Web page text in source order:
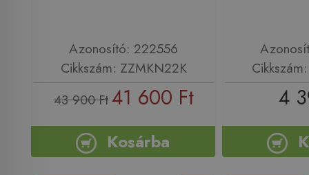
Azonosító: 222556
Cikkszám: ZZMKN22K
43 900 Ft 41 600 Ft
Kosárba
4